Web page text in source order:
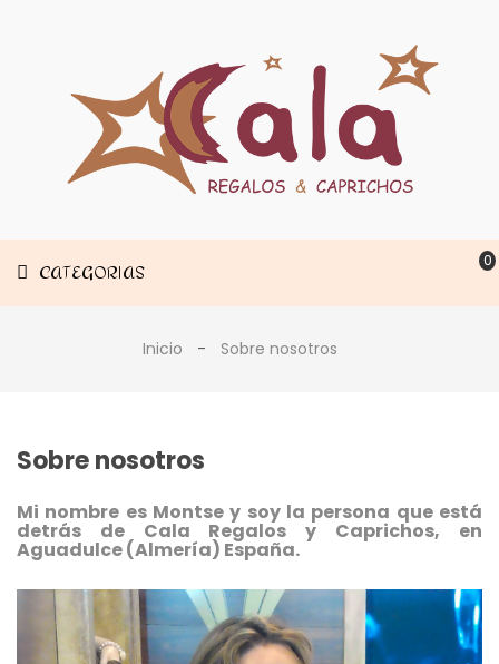
CATEGORIAS 0
Decoración
Estancias
Inicio Sobre nosotros
Sobre nosotros
Mi nombre es Montse y soy la persona que está
detrás de Cala Regalos y Caprichos, en
Aguadulce (Almería) España.